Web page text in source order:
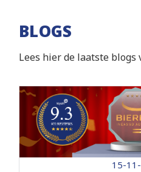
BLOGS
Lees hier de laatste blogs
15-